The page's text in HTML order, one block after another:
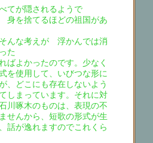
されるようで
るほどの祖国があ
えが 浮かんでは消
た
ばよかったのです。少なく
を使用して、いびつな形に
、どこにも存在しないよう
しまっています。それに対
川啄木のものは、表現の不
せんから、短歌の形式が生
話が逸れますのでこれくら